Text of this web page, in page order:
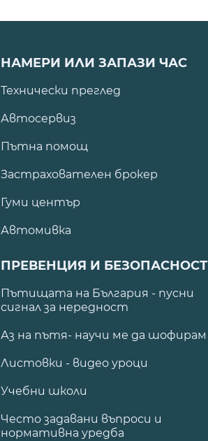
НАМЕРИ ИЛИ ЗАПАЗИ ЧАС
Технически преглед
Автосервиз
Пътна помощ
Застрахователен брокер
Гуми център
Автомивка
ПРЕВЕНЦИЯ И БЕЗОПАСНОСТ
Пътищата на България - пусни
сигнал за нередност
Аз на пътя- научи ме да шофирам
Листовки - видео уроци
Учебни школи
Често задавани въпроси и
нормативна уредба